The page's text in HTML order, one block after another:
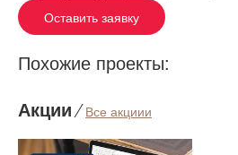
Оставить заявку
Похожие проекты:
Акции⁄Все акциии